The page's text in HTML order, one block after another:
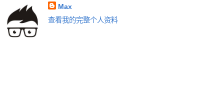
Max
查看我的完整个人资料